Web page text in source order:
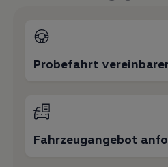
Probefahrt
Fahrzeugangebot